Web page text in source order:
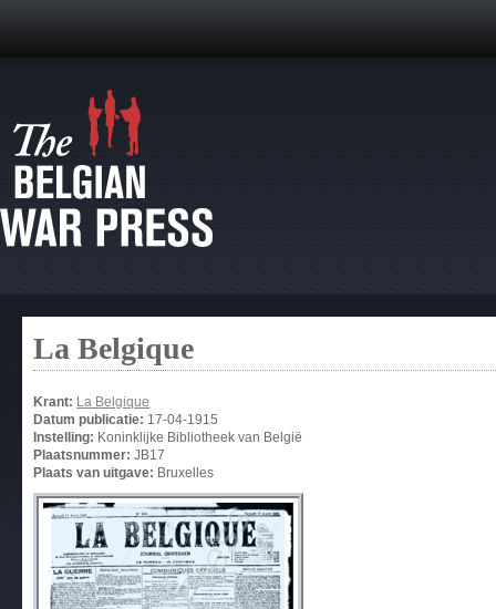
La Belgique
Krant: La Belgique
Datum publicatie: 17-04-1915
Instelling: Koninklijke Bibliotheek van België
Plaatsnummer: JB17
Plaats van uitgave: Bruxelles